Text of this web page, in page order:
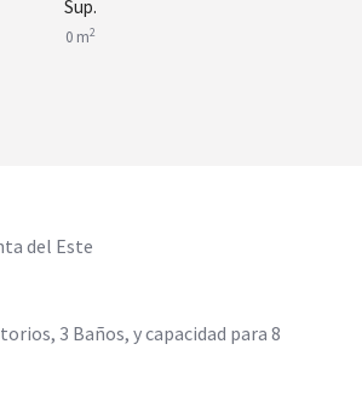
Sup.
0 m2
del Este
3 Baños, y capacidad para 8